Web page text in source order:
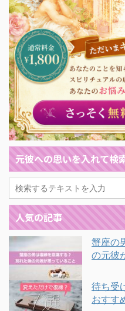
元彼への思いを入れて検
人気の記事
蟹座の
の元彼
待ち受
おすす